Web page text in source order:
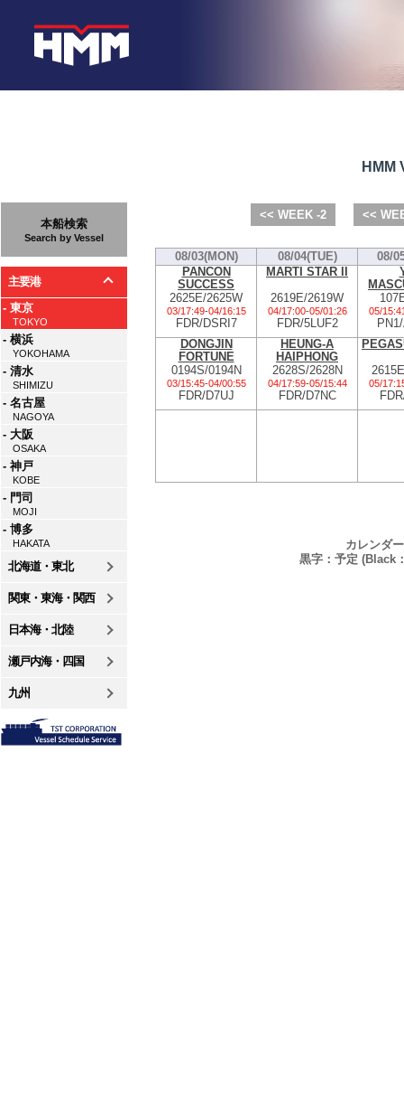
本船検索
Search by Vessel
主要港
- 東京
TOKYO
- 横浜
YOKOHAMA
- 清水
SHIMIZU
- 名古屋
NAGOYA
- 大阪
OSAKA
- 神戸
KOBE
- 門司
MOJI
- 博多
HAKATA
北海道・東北
関東・東海・関西
日本海・北陸
瀬戸内海・四国
九州
HMM
<< WEEK -2 <<
08/03(MON) 08/04(TUE)
08/
PANCON
SUCCESS
2625E/2625W
03/17:49-04/16:15
FDR/DSRI7
MARTI STAR II
2619E/2619W
04/17:00-05/01:26
FDR/5LUF2
05/
DONGJIN
FORTUNE
0194S/0194N
03/15:45-04/00:55
FDR/D7UJ
HEUNG-A
HAIPHONG
2628S/2628N
04/17:59-05/15:44
FDR/D7NC
05/
カレンダ
黒字：予定